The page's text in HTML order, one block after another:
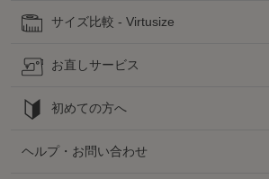
サイズ比較 - Virtusize
お直しサービス
初めての方へ
ヘルプ・お問い合わせ